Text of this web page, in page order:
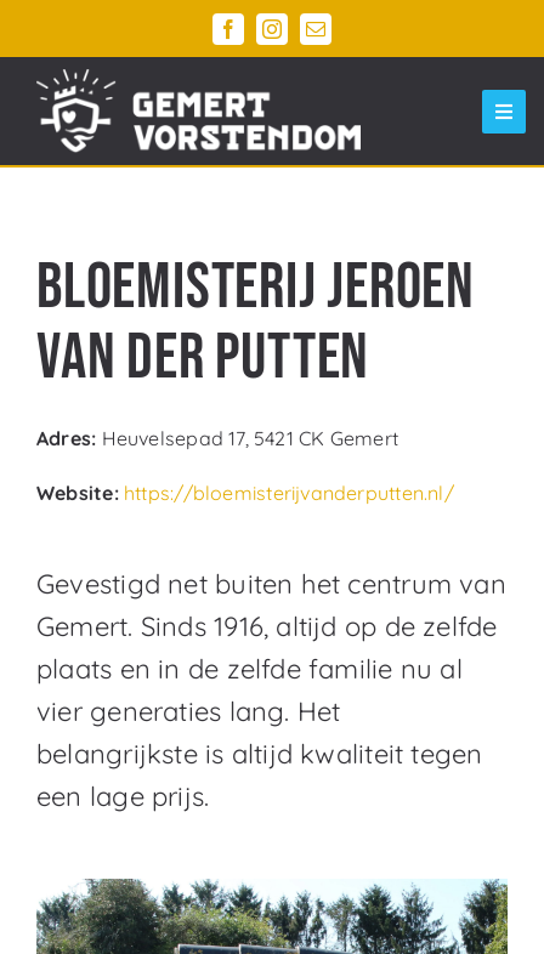
naar
inhoud
Evenementen
Agenda
Bloemisterij Jeroen
van der Putten
Adres: Heuvelsepad 17, 5421 CK Gemert
Website: https://bloemisterijvanderputten.nl/
Gevestigd net buiten het centrum van
Gemert. Sinds 1916, altijd op de zelfde
plaats en in de zelfde familie nu al
vier generaties lang. Het
belangrijkste is altijd kwaliteit tegen
een lage prijs.